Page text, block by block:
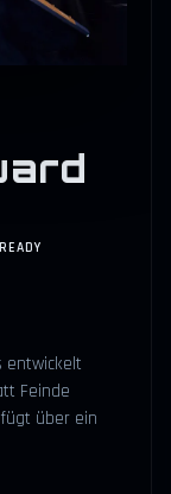
entwickelt
Feinde
über ein
⤢